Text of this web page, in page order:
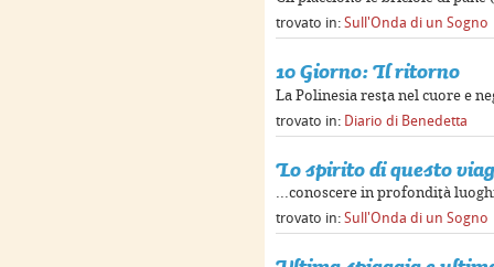
trovato in: Sull'Onda di un Sogno
10 Giorno: Il ritorno
La Polinesia resta nel cuore e
trovato in: Diario di Benedetta
Lo spirito di questo
...conoscere in profondità
trovato in: Sull'Onda di un Sogno